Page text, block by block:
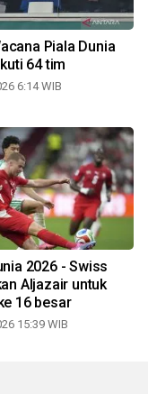
Piala Dunia
64 tim
6:14 WIB
2026 - Swiss
Aljazair untuk
16 besar
15:39 WIB